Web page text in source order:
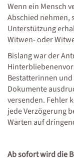
Wenn ein Mensch
Abschied nehmen,
Unterstützung
Witwen- oder
Bislang war der
Bestatterinnen
Dokumente
versenden. Fehler
jede Verzögerung
Warten auf
Ab sofort wird die